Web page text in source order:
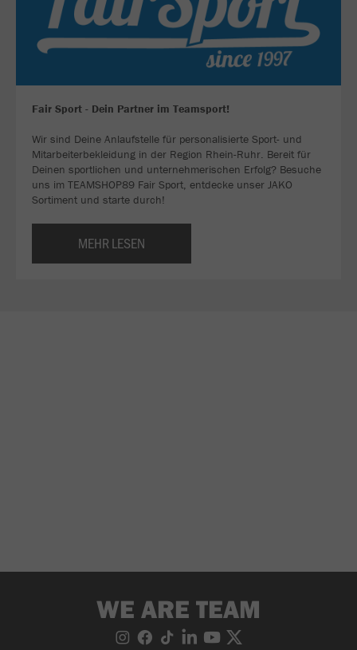
Fair Sport - Dein Partner im Teamsport!
Wir sind Deine Anlaufstelle für personalisierte Sport- und
Mitarbeiterbekleidung in der Region Rhein-Ruhr. Bereit für
Deinen sportlichen und unternehmerischen Erfolg? Besuche
uns im TEAMSHOP89 Fair Sport, entdecke unser JAKO
Sortiment und starte durch!
MEHR LESEN
WE ARE TEAM